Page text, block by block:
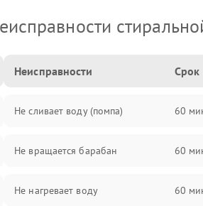
Неисправности Срок
Не сливает воду (помпа) 60
Не вращается барабан 60
Не нагревает воду 60